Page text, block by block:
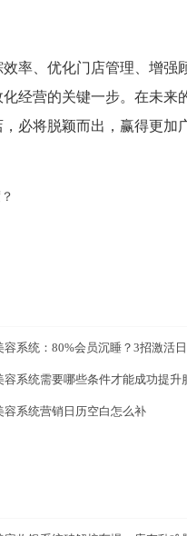
率、优化门店管理、增强
经营的关键一步。在未来
必将脱颖而出，赢得更加
容系统：80%会员沉睡？3招激活
容系统需要哪些条件才能成功提升
容系统营销日历空白怎么补